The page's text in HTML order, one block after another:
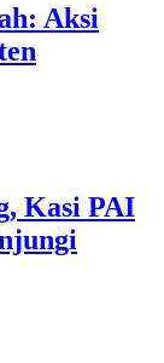
Aksi
Kasi PAI